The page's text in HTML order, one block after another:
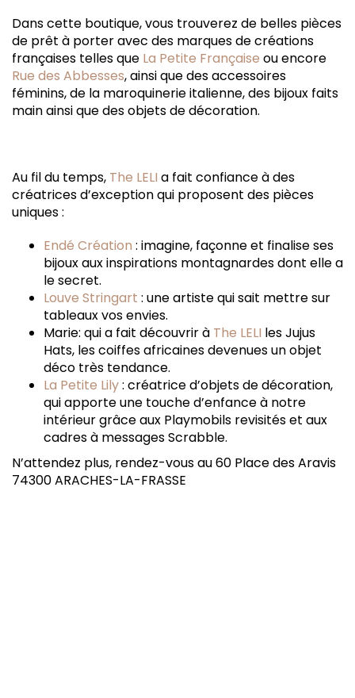
Dans cette boutique, vous trouverez de belles pièces
de prêt à porter avec des marques de créations
françaises telles que La Petite Française ou encore
Rue des Abbesses, ainsi que des accessoires
féminins, de la maroquinerie italienne, des bijoux faits
main ainsi que des objets de décoration.
Au fil du temps, The LELI a fait confiance à des
créatrices d’exception qui proposent des pièces
uniques :
Endé Création : imagine, façonne et finalise ses
bijoux aux inspirations montagnardes dont elle a
le secret.
Louve Stringart : une artiste qui sait mettre sur
tableaux vos envies.
Marie: qui a fait découvrir à The LELI les Jujus
Hats, les coiffes africaines devenues un objet
déco très tendance.
La Petite Lily: créatrice d’objets de décoration,
qui apporte une touche d’enfance à notre
intérieur grâce aux Playmobils revisités et aux
cadres à messages Scrabble.
N’attendez plus, rendez-vous au 60 Place des Aravis
74300 ARACHES-LA-FRASSE